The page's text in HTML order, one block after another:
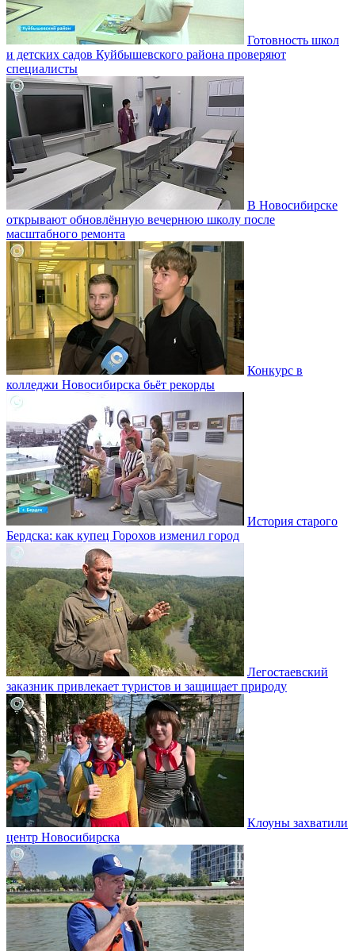
Готовность школ
и детских садов Куйбышевского района проверяют
специалисты
В Новосибирске
открывают обновлённую вечернюю школу после
масштабного ремонта
Конкурс в
колледжи Новосибирска бьёт рекорды
История старого
Бердска: как купец Горохов изменил город
Легостаевский
заказник привлекает туристов и защищает природу
Клоуны захватили
центр Новосибирска